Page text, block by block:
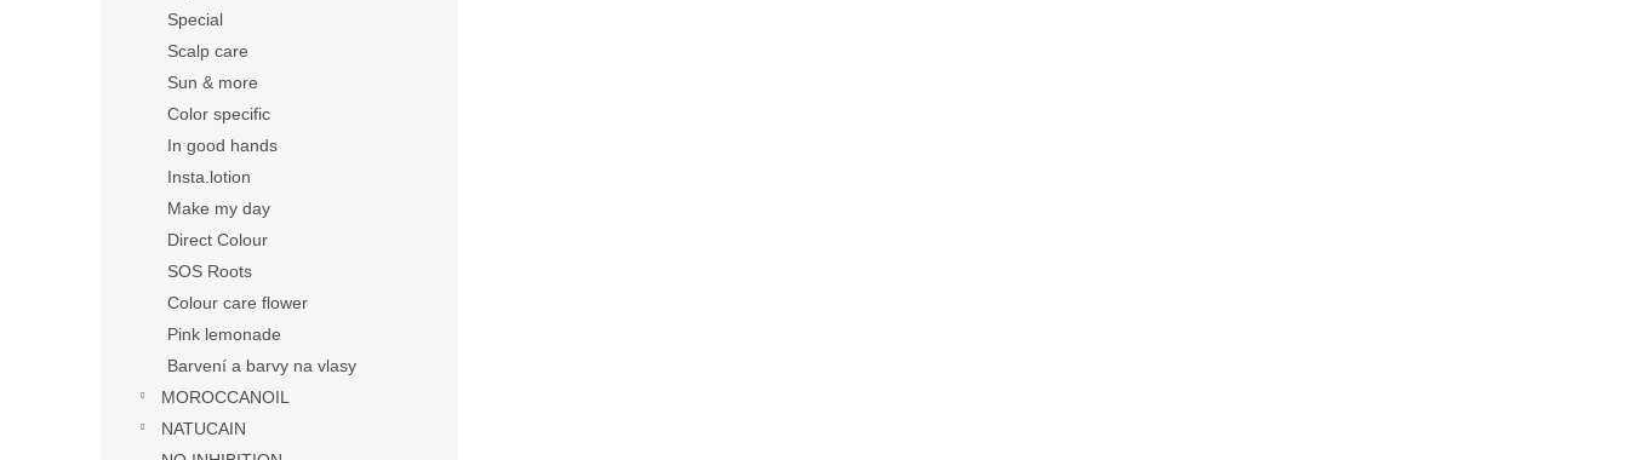
Special
Scalp care
Sun & more
Color specific
In good hands
Insta.lotion
Make my day
Direct Colour
SOS Roots
Colour care flower
Pink lemonade
Barvení a barvy na vlasy
MOROCCANOIL
NATUCAIN